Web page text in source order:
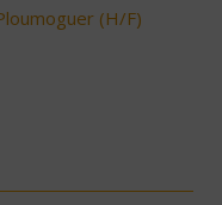
(H/F)